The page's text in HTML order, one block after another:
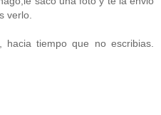
verlo.
hacia tiempo que no escribias.